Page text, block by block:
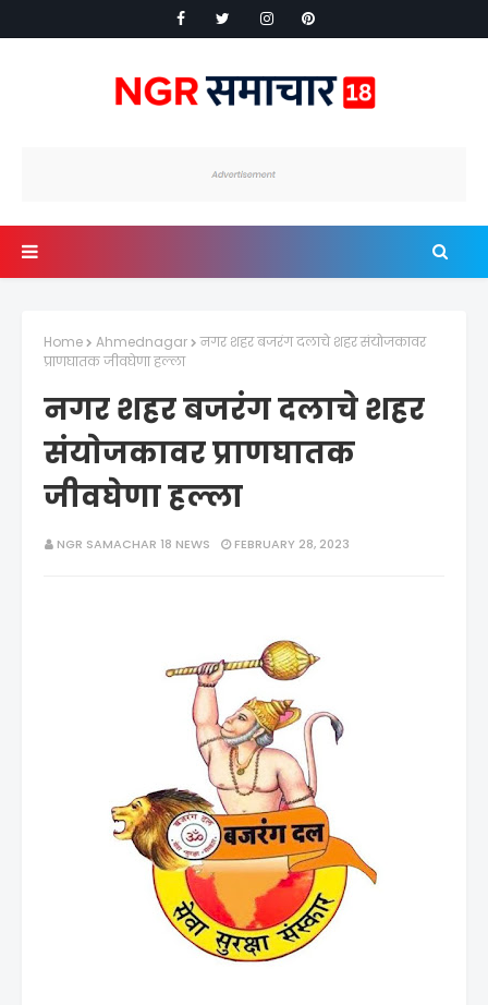
Home Ahmednagar
नगर शहर बजरंग दलाचे शहर संयाेजकावर
प्राणघातक जीवघेणा हल्ला
नगर शहर बजरंग दलाचे शहर
संयाेजकावर प्राणघातक
जीवघेणा हल्ला
NGR SAMACHAR 18 NEWS FEBRUARY 28, 2023